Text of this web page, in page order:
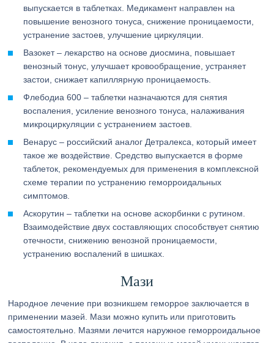
выпускается в таблетках. Медикамент направлен на
повышение венозного тонуса, снижение проницаемости,
устранение застоев, улучшение циркуляции.
Вазокет – лекарство на основе диосмина, повышает
венозный тонус, улучшает кровообращение, устраняет
застои, снижает капиллярную проницаемость.
Флебодиа 600 – таблетки назначаются для снятия
воспаления, усиление венозного тонуса, налаживания
микроциркуляции с устранением застоев.
Венарус – российский аналог Детралекса, который имеет
такое же воздействие. Средство выпускается в форме
таблеток, рекомендуемых для применения в комплексной
схеме терапии по устранению геморроидальных
симптомов.
Аскорутин – таблетки на основе аскорбинки с рутином.
Взаимодействие двух составляющих способствует снятию
отечности, снижению венозной проницаемости,
устранению воспалений в шишках.
Мази
Народное лечение при возникшем геморрое заключается в
применении мазей. Мази можно купить или приготовить
самостоятельно. Мазями лечится наружное геморроидальное